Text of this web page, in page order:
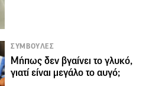
ΣΥΜΒΟΥΛΕΣ
Μήπως δεν βγαίνει το γλυκό,
γιατί είναι μεγάλο το αυγό;